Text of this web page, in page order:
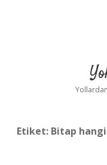
Etiket: Bitap